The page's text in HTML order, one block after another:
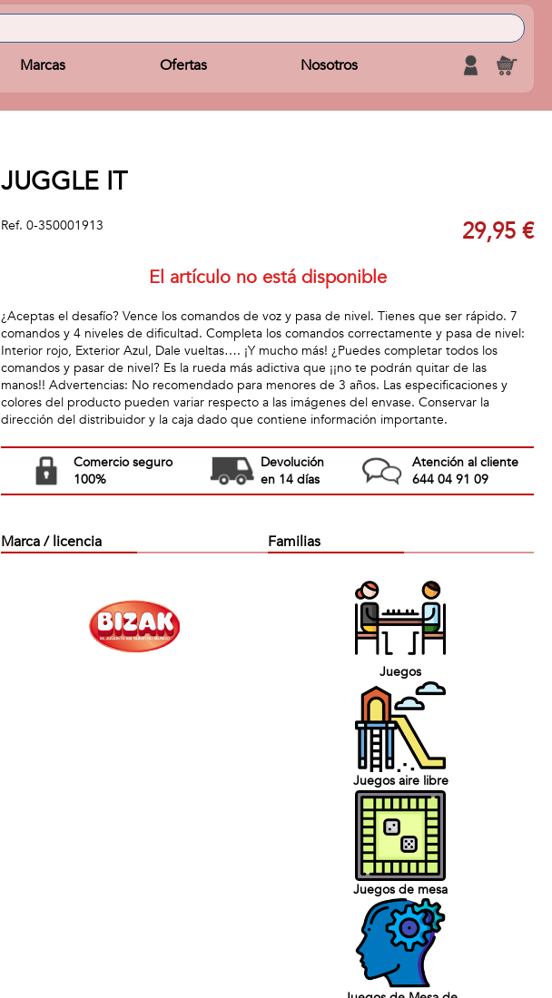
Marcas Ofertas Nosotros
JUGGLE IT
Ref. 0-350001913 29,95 €
El artículo no está disponible
¿Aceptas el desafío? Vence los comandos de voz y pasa de nivel. Tienes que ser rápido. 7
comandos y 4 niveles de dificultad. Completa los comandos correctamente y pasa de nivel:
Interior rojo, Exterior Azul, Dale vueltas…. ¡Y mucho más! ¿Puedes completar todos los
comandos y pasar de nivel? Es la rueda más adictiva que ¡¡no te podrán quitar de las
manos!! Advertencias: No recomendado para menores de 3 años. Las especificaciones y
colores del producto pueden variar respecto a las imágenes del envase. Conservar la
dirección del distribuidor y la caja dado que contiene información importante.
Comercio seguro
100%
Devolución
en 14 días
Atención al cliente
644 04 91 09
Marca / licencia Familias
Juegos
Juegos aire libre
Juegos de mesa